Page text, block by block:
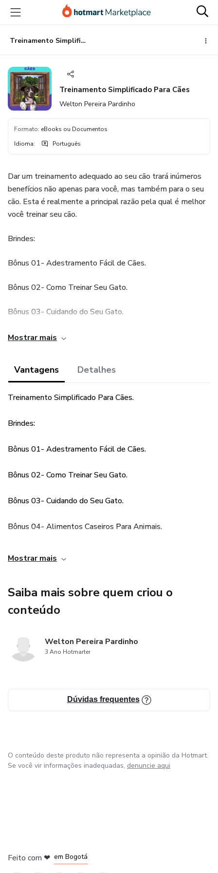
para
conteúdo
principal
para
pagamento
para
rodapé
Treinamento Simplificado Para Cães
Treinamento Simplificado Para Cães
Welton Pereira Pardinho
Formato: eBooks ou Documentos
Idioma: Português
Dar um treinamento adequado ao seu cão trará inúmeros
benefícios não apenas para você, mas também para o seu
cão. Esta é realmente a principal razão pela qual é melhor
você treinar seu cão.
Brindes:
Bônus 01- Adestramento Fácil de Cães.
Bônus 02- Como Treinar Seu Gato.
Bônus 03- Cuidando do Seu Gato.
Bônus 04- Alimentos Caseiros Para Animais.
Mostrar mais
Vantagens Detalhes
Treinamento Simplificado Para Cães.
Brindes:
Bônus 01- Adestramento Fácil de Cães.
Bônus 02- Como Treinar Seu Gato.
Bônus 03- Cuidando do Seu Gato.
Bônus 04- Alimentos Caseiros Para Animais.
Mostrar mais
Saiba mais sobre quem criou o
conteúdo
Welton Pereira Pardinho
3 Ano Hotmarter
Dúvidas frequentes
O conteúdo deste produto não representa a opinião da Hotmart.
Se você vir informações inadequadas, denuncie aqui
Feito com ❤ em Bogotá